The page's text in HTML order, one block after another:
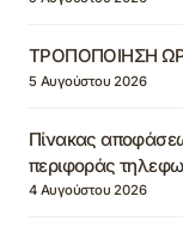
ΤΡΟΠΟΠΟΙΗΣΗ
5 Αυγούστου 2026
Πίνακας
περιφοράς
4 Αυγούστου 2026